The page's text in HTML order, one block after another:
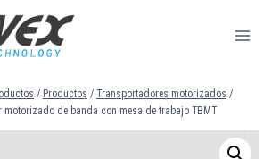
/ Productos / Transportadores motorizados /
motorizado de banda con mesa de trabajo TBMT